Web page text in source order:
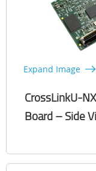
Expand Image
CrossLinkU-
Board – Side